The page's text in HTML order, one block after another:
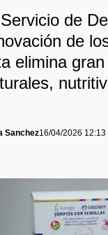
de
de
elimina
Sanchez16/04/2026 12:13